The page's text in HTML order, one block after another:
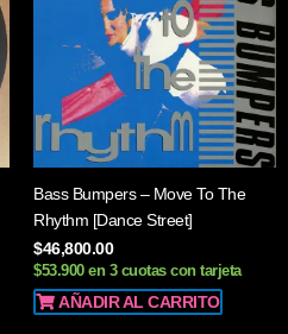
Bass Bumpers – Move To The
Rhythm [Dance Street]
$46,800.00
$53.900 en 3 cuotas con tarjeta
AÑADIR AL CARRITO